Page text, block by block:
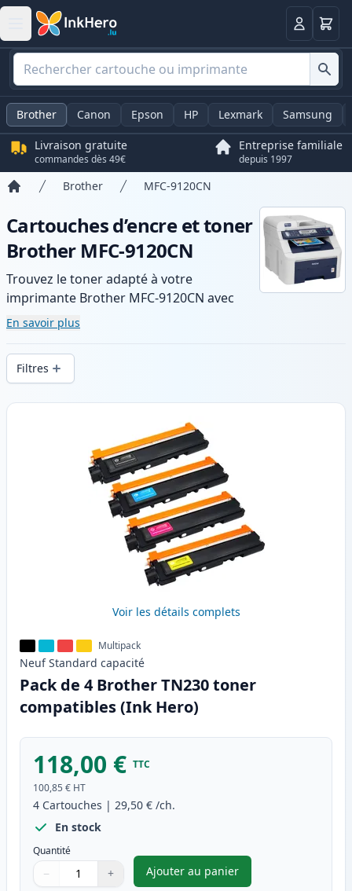
Panier
Brother Canon Epson HP Lexmark Samsung
Livraison gratuite
commandes dès 49€
Entreprise familiale
depuis 1997
Brother MFC-9120CN
Cartouches d’encre et toner
Brother MFC-9120CN
Trouvez le toner adapté à votre
imprimante Brother MFC-9120CN avec
notre gamme de cartouches compatibles
et haute capacité. Profitez d’une qualité
d’impression constante et d’une livraison
rapide depuis un stock local en .
En savoir plus
Filtres
Produits
Voir les détails complets
Multipack
Neuf Standard capacité
Pack de 4 Brother TN230 toner
compatibles (Ink Hero)
118,00 € TTC
100,85 € HT
4 Cartouches | 29,50 € /ch.
En stock
Quantité
Quantité
Utilisez les boutons pour ajuster
− +
Quantité
Ajouter au panier
,Pack de 4 Brother TN230